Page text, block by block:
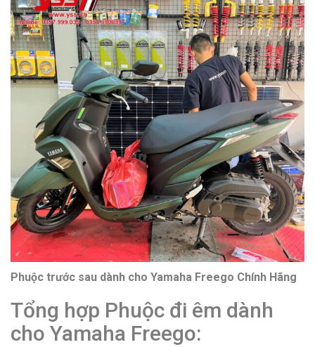
Phuộc trước sau dành cho Yamaha Freego Chính Hãng
Tổng hợp Phuộc đi êm dành
cho Yamaha Freego: